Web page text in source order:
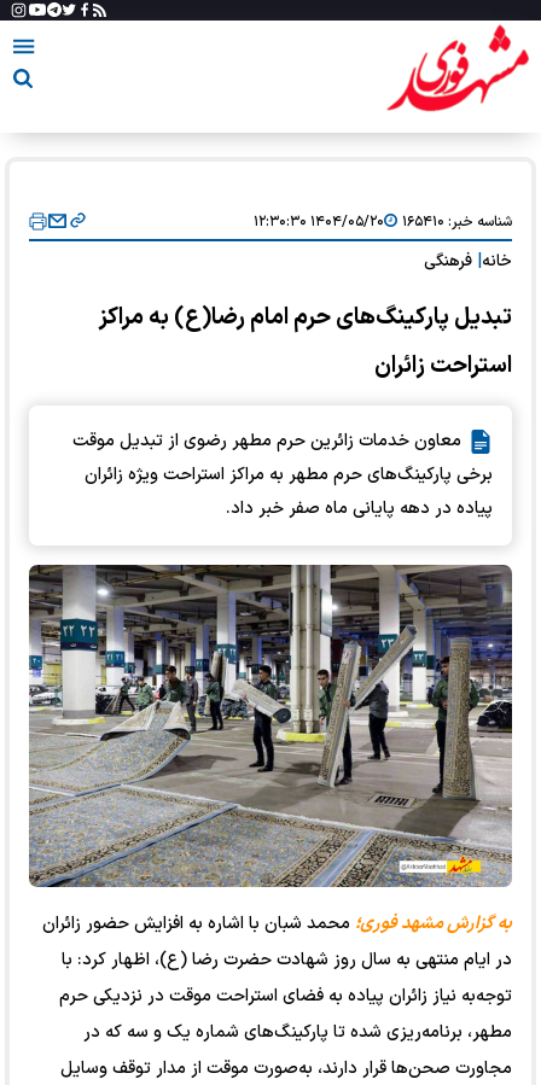
شناسه خبر: ۱۶۵۴۱۰ ۱۴۰۴/۰۵/۲۰ ۱۲:۳۰:۳۰
خانه فرهنگی
تبدیل پارکینگ‌های حرم امام رضا(ع) به مراکز
استراحت زائران
معاون خدمات زائرین حرم مطهر رضوی از تبدیل موقت
برخی پارکینگ‌های حرم مطهر به مراکز استراحت ویژه زائران
پیاده در دهه پایانی ماه صفر خبر داد.
به گزارش مشهد فوری؛ محمد شبان با اشاره به افزایش حضور زائران
در ایام منتهی به سال روز شهادت حضرت رضا (ع)، اظهار کرد: با
توجه‌به نیاز زائران پیاده به فضای استراحت موقت در نزدیکی حرم
مطهر، برنامه‌ریزی شده تا پارکینگ‌های شماره یک و سه که در
مجاورت صحن‌ها قرار دارند، به‌صورت موقت از مدار توقف وسایل